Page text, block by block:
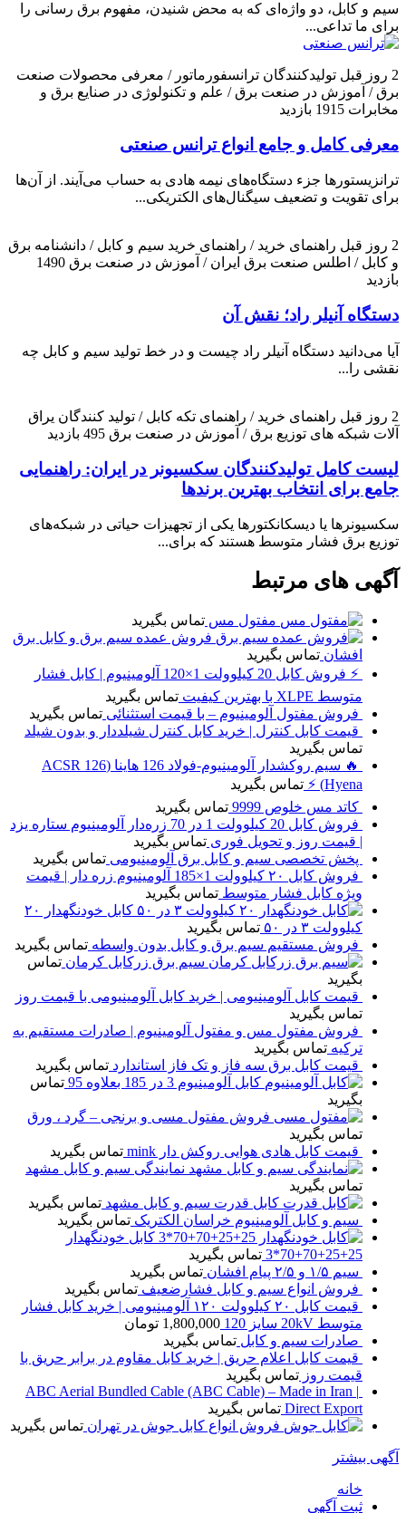
سیم و کابل، دو واژه‌ای که به محض شنیدن، مفهوم برق رسانی را
برای ما تداعی...
2 روز قبل
تولیدکنندگان ترانسفورماتور / معرفی محصولات صنعت
برق / آموزش در صنعت برق / علم و تکنولوژی در صنایع برق و
مخابرات 1915 بازدید
معرفی کامل و جامع انواع ترانس صنعتی
ترانزیستورها جزء دستگاه‌های نیمه هادی به حساب می‌آیند. از آن‌ها
برای تقویت و تضعیف سیگنال‌های الکتریکی...
2 روز قبل
راهنمای خرید / راهنمای خرید سیم و کابل / دانشنامه برق
و کابل / اطلس صنعت برق ایران / آموزش در صنعت برق 1490
بازدید
دستگاه آنیلر راد؛ نقش آن
آیا می‌دانید دستگاه آنیلر راد چیست و در خط تولید سیم و کابل چه
نقشی را...
2 روز قبل
راهنمای خرید / راهنمای تکه کابل / تولید کنندگان یراق
آلات شبکه های توزیع برق / آموزش در صنعت برق 495 بازدید
لیست کامل تولیدکنندگان سکسیونر در ایران: راهنمایی
جامع برای انتخاب بهترین برندها
سکسیونرها یا دیسکانکتورها یکی از تجهیزات حیاتی در شبکه‌های
توزیع برق فشار متوسط هستند که برای...
آگهی های مرتبط
مفتول مس تماس بگیرید
فروش عمده سیم برق و کابل برق
افشان تماس بگیرید
⚡ فروش کابل 20 کیلوولت 1×120 آلومینیوم | کابل فشار
متوسط XLPE با بهترین کیفیت
تماس بگیرید
فروش مفتول آلومینیوم – با قیمت استثنائی تماس بگیرید
قیمت کابل کنترل | خرید کابل کنترل شیلددار و بدون شیلد
تماس بگیرید
🔥 سیم روکشدار آلومینیوم-فولاد 126 هاینا (ACSR 126
Hyena) ⚡
تماس بگیرید
کاتد مس خلوص 9999
تماس بگیرید
فروش کابل 20 کیلوولت 1 در 70 زره‌دار آلومینیوم ستاره یزد
| قیمت روز و تحویل فوری تماس بگیرید
پخش تخصصی سیم و کابل برق آلومینیومی تماس بگیرید
فروش کابل ۲۰ کیلوولت 1×185 آلومینیوم زره دار | قیمت
ویژه کابل فشار متوسط تماس بگیرید
کابل خودنگهدار ۲۰
کیلوولت ۳ در ۵۰
تماس بگیرید
فروش مستقیم سیم برق و کابل بدون واسطه تماس بگیرید
سیم برق زرکابل کرمان تماس
بگیرید
قیمت کابل آلومینیومی | خرید کابل آلومینیومی با قیمت روز
تماس بگیرید
فروش مفتول مس و مفتول آلومینیوم | صادرات مستقیم به
ترکیه تماس بگیرید
قیمت کابل برق سه فاز و تک فاز استاندارد تماس بگیرید
کابل آلومینیوم 3 در 185 بعلاوه 95
تماس
بگیرید
فروش مفتول مسی و برنجی – گرد ، ورق
تماس بگیرید
قیمت کابل هادی هوایی روکش دار mink
تماس بگیرید
نمایندگی سیم و کابل مشهد
تماس بگیرید
کابل قدرت سیم و کابل مشهد تماس بگیرید
سیم و کابل آلومینیوم خراسان الکتریک تماس بگیرید
کابل خودنگهدار
25+25+70+70*3
تماس بگیرید
سیم ۱/۵ و ۲/۵ پیام افشان
تماس بگیرید
فروش انواع سیم و کابل فشارضعیف تماس بگیرید
قیمت کابل ۲۰ کیلوولت ۱۲۰ آلومینیومی | خرید کابل فشار
متوسط 20kV سایز 120
1,800,000 تومان
صادرات سیم و کابل تماس بگیرید
قیمت کابل اعلام حریق | خرید کابل مقاوم در برابر حریق با
قیمت روز تماس بگیرید
ABC Aerial Bundled Cable (ABC Cable) – Made in Iran |
Direct Export تماس بگیرید
فروش انواع کابل جوش در تهران تماس بگیرید
آگهی بیشتر
خانه
ثبت آگهی